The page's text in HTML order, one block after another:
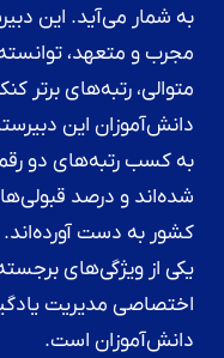
به شمار می‌آید. این
مجرب و متعهد،
متوالی، رتبه‌های برتر
دانش‌آموزان این
شده‌اند و درصد
کشور به دست آورده‌اند.
یکی از ویژگی‌های
اختصاصی مدیریت
دانش‌آموزان است.